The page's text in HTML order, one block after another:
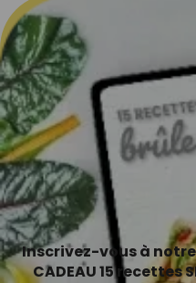
Inscrivez-vous à
CADEAU 15 recettes